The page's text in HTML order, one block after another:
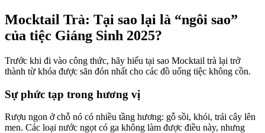
Mocktail Trà: Tại sao lại là “ngôi sao”
của tiệc Giáng Sinh 2025?
Trước khi đi vào công thức, hãy hiểu tại sao Mocktail trà lại trở
thành từ khóa được săn đón nhất cho các đồ uống tiệc không cồn.
Sự phức tạp trong hương vị
Rượu ngon ở chỗ nó có nhiều tầng hương: gỗ sồi, khói, trái cây lên
men. Các loại nước ngọt có ga không làm được điều này, nhưng